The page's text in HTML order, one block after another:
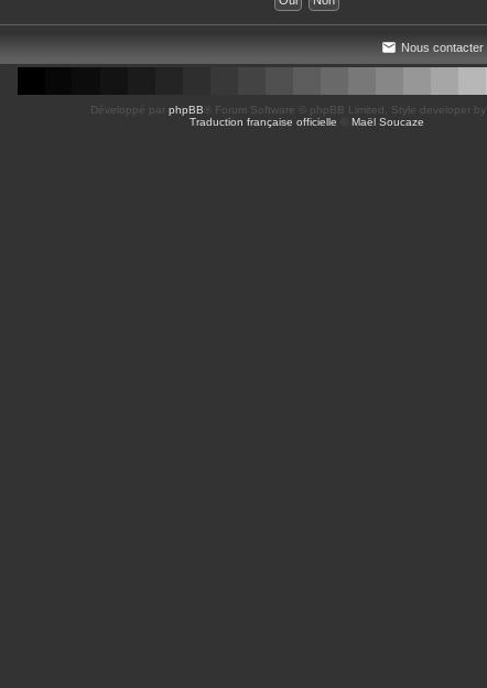
Nous contacter
Développé par phpBB ® Forum Software © phpBB Limited , Style developer by
Traduction française officielle
Maël Soucaze